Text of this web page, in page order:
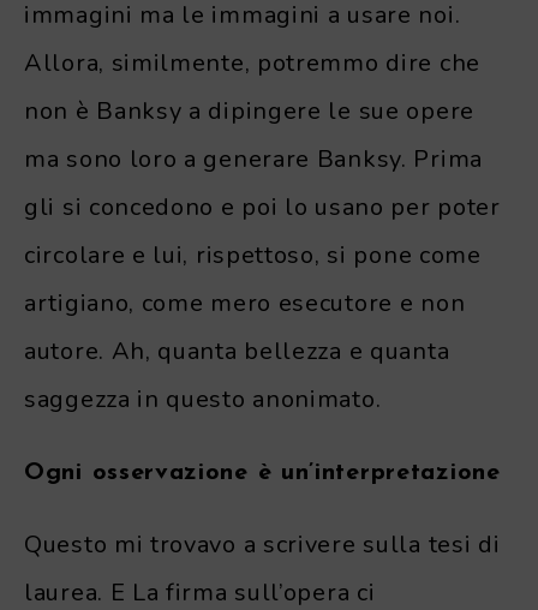
immagini ma le immagini a usare noi.
Allora, similmente, potremmo dire che
non è Banksy a dipingere le sue opere
ma sono loro a generare Banksy. Prima
gli si concedono e poi lo usano per poter
circolare e lui, rispettoso, si pone come
artigiano, come mero esecutore e non
autore. Ah, quanta bellezza e quanta
saggezza in questo anonimato.
Ogni osservazione è un’interpretazione
Questo mi trovavo a scrivere sulla tesi di
laurea. E La firma sull’opera ci